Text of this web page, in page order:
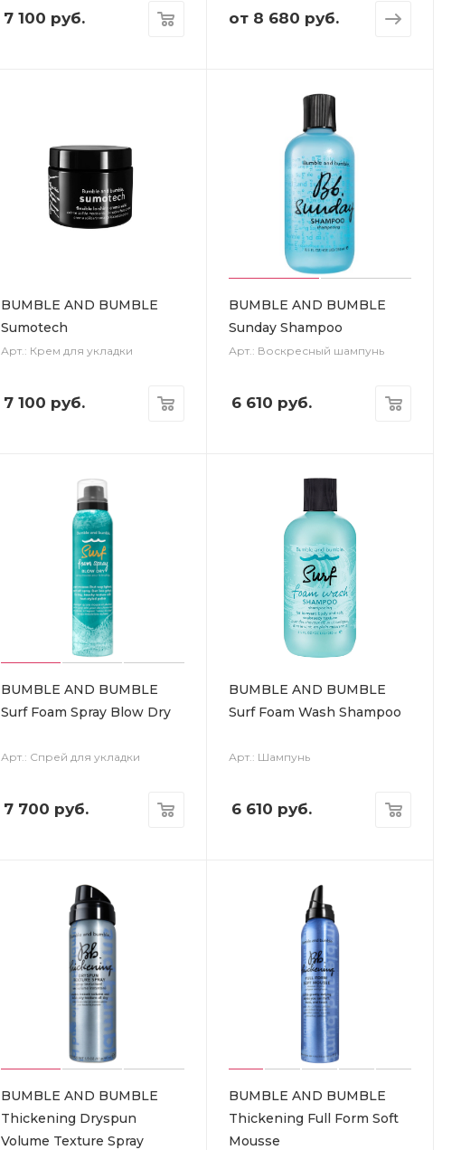
7 100 руб. от 8 680 руб.
BUMBLE AND BUMBLE
Sumotech
Арт.: Крем для укладки
7 100 руб.
BUMBLE AND BUMBLE
Sunday Shampoo
Арт.: Воскресный шампунь
6 610 руб.
BUMBLE AND BUMBLE
Surf Foam Spray Blow Dry
Арт.: Спрей для укладки
7 700 руб.
BUMBLE AND BUMBLE
Surf Foam Wash Shampoo
Арт.: Шампунь
6 610 руб.
BUMBLE AND BUMBLE
Thickening Dryspun
Volume Texture Spray
BUMBLE AND BUMBLE
Thickening Full Form Soft
Mousse